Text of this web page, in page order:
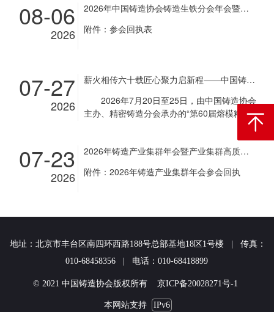
2026年中国铸造协会铸造生铁分会年会暨铸造生铁企业超低排放改造现场经验交流会通知
08-06
2026 附件：参会回执表
薪火相传六十载匠心聚力启新程——中国铸造协会第60届熔模精密铸造生产技术高级研修班在京成功举办
07-27
2026
2026年7月20日至25日，由中国铸造协会
主办、精密铸造分会承办的“第60届熔模精密
铸造生产技术高级研修班”在北京凯悦莱会议
中心成功举办。来自全国各地的120余名精铸
行业技术骨干与管理人员参加了为期六天的研
新程”为主题，旨在积极应对精铸行业专业人
级和可持续发展培养更多专业人才。 开班
班开班仪式由中国铸造协会精密铸造分会秘书
长柳建国主持。中国铸造协会秘书长王东生出
席开班仪式并致辞，他指出，当前我国熔模精
密铸造行业正处于高端化、智能化、绿色化转
工艺，熔模铸造发展质量直接影响航空航天、
2026年铸造产业集群年会暨产业集群高质量发展经验交流会通知
07-23
2026 附件：2026年铸造产业集群年会参会回执
地址：北京市丰台区南四环西路188号总部基地18区1号楼 | 传真：
010-68458356 | 电话：010-68418899
© 2021 中国铸造协会版权所有 京ICP备20028271号-1
本网站支持 IPv6
返回顶